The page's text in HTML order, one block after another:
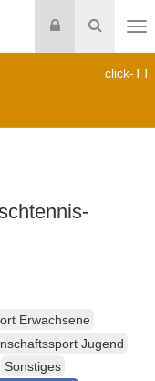
Suche
Login
click-TT
Erwachsene
Jugend
Sonstiges